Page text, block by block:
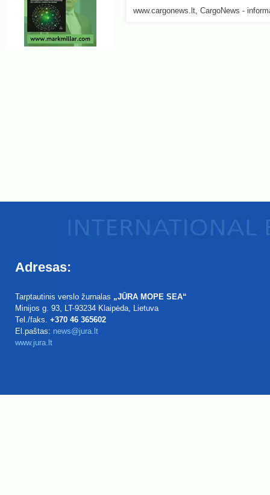
www.cargonews.lt, CargoNews -
Adresas:
Tarptautinis verslo žurnalas „JŪRA MOPE SEA“
Minijos g. 93, LT-93234 Klaipėda, Lietuva
Tel./faks. +370 46 365602
El.paštas: news@jura.lt
www.jura.lt